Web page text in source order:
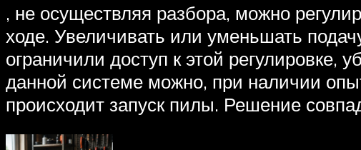
, не осуществляя разбора, можно
ходе. Увеличивать или уменьшать
ограничили доступ к этой
данной системе можно, при наличии
происходит запуск пилы. Решение